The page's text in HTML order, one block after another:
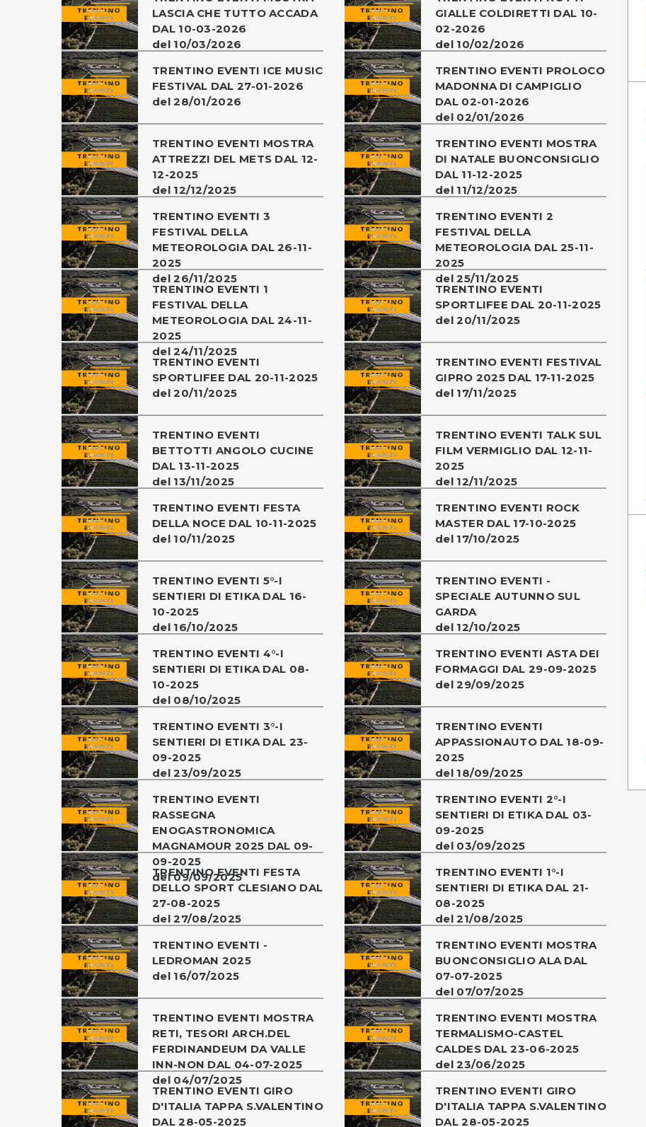
LASCIA CHE TUTTO ACCADA
DAL 10-03-2026
del 10/03/2026
GIALLE COLDIRETTI DAL 10-
02-2026
del 10/02/2026
TRENTINO EVENTI ICE MUSIC
FESTIVAL DAL 27-01-2026
del 28/01/2026
TRENTINO EVENTI PROLOCO
MADONNA DI CAMPIGLIO
DAL 02-01-2026
del 02/01/2026
TRENTINO EVENTI MOSTRA
ATTREZZI DEL METS DAL 12-
12-2025
del 12/12/2025
TRENTINO EVENTI MOSTRA
DI NATALE BUONCONSIGLIO
DAL 11-12-2025
del 11/12/2025
TRENTINO EVENTI 3
FESTIVAL DELLA
METEOROLOGIA DAL 26-11-
2025
del 26/11/2025
TRENTINO EVENTI 2
FESTIVAL DELLA
METEOROLOGIA DAL 25-11-
2025
del 25/11/2025
TRENTINO EVENTI 1
FESTIVAL DELLA
METEOROLOGIA DAL 24-11-
2025
del 24/11/2025
TRENTINO EVENTI
SPORTLIFEE DAL 20-11-2025
del 20/11/2025
TRENTINO EVENTI
SPORTLIFEE DAL 20-11-2025
del 20/11/2025
TRENTINO EVENTI FESTIVAL
GIPRO 2025 DAL 17-11-2025
del 17/11/2025
TRENTINO EVENTI
BETTOTTI ANGOLO CUCINE
DAL 13-11-2025
del 13/11/2025
TRENTINO EVENTI TALK SUL
FILM VERMIGLIO DAL 12-11-
2025
del 12/11/2025
TRENTINO EVENTI FESTA
DELLA NOCE DAL 10-11-2025
del 10/11/2025
TRENTINO EVENTI ROCK
MASTER DAL 17-10-2025
del 17/10/2025
TRENTINO EVENTI 5°-I
SENTIERI DI ETIKA DAL 16-
10-2025
del 16/10/2025
TRENTINO EVENTI -
SPECIALE AUTUNNO SUL
GARDA
del 12/10/2025
TRENTINO EVENTI 4°-I
SENTIERI DI ETIKA DAL 08-
10-2025
del 08/10/2025
TRENTINO EVENTI ASTA DEI
FORMAGGI DAL 29-09-2025
del 29/09/2025
TRENTINO EVENTI 3°-I
SENTIERI DI ETIKA DAL 23-
09-2025
del 23/09/2025
TRENTINO EVENTI
APPASSIONAUTO DAL 18-09-
2025
del 18/09/2025
TRENTINO EVENTI
RASSEGNA
ENOGASTRONOMICA
MAGNAMOUR 2025 DAL 09-
09-2025
del 09/09/2025
TRENTINO EVENTI 2°-I
SENTIERI DI ETIKA DAL 03-
09-2025
del 03/09/2025
TRENTINO EVENTI FESTA
DELLO SPORT CLESIANO DAL
27-08-2025
del 27/08/2025
TRENTINO EVENTI 1°-I
SENTIERI DI ETIKA DAL 21-
08-2025
del 21/08/2025
TRENTINO EVENTI -
LEDROMAN 2025
del 16/07/2025
TRENTINO EVENTI MOSTRA
BUONCONSIGLIO ALA DAL
07-07-2025
del 07/07/2025
TRENTINO EVENTI MOSTRA
RETI, TESORI ARCH.DEL
FERDINANDEUM DA VALLE
INN-NON DAL 04-07-2025
del 04/07/2025
TRENTINO EVENTI MOSTRA
TERMALISMO-CASTEL
CALDES DAL 23-06-2025
del 23/06/2025
TRENTINO EVENTI GIRO
D'ITALIA TAPPA S.VALENTINO
DAL 28-05-2025
TRENTINO EVENTI GIRO
D'ITALIA TAPPA S.VALENTINO
DAL 28-05-2025